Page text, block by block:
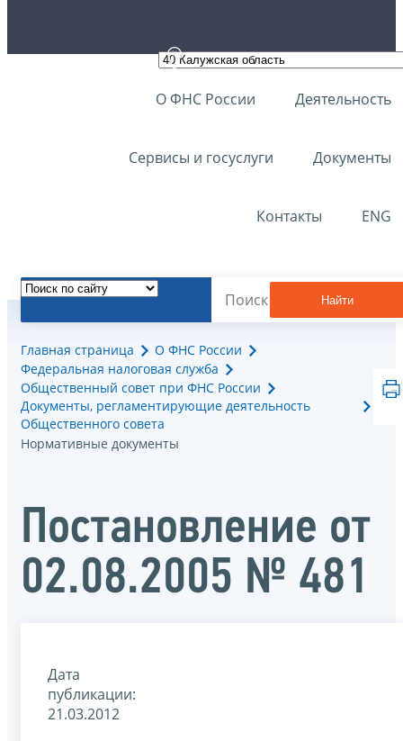
О ФНС России Деятельность
Сервисы и госуслуги Документы
Контакты ENG
Найти
Главная страница
О ФНС России
Федеральная налоговая служба
Общественный совет при ФНС России
Документы, регламентирующие деятельность
Общественного совета
Нормативные документы
Постановление от
02.08.2005 № 481
Дата
публикации:
21.03.2012